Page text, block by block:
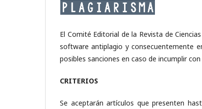
El Comité Editorial de la Revista de
software antiplagio y consecuentemente
posibles sanciones en caso de incumplir
CRITERIOS
Se aceptarán artículos que presenten